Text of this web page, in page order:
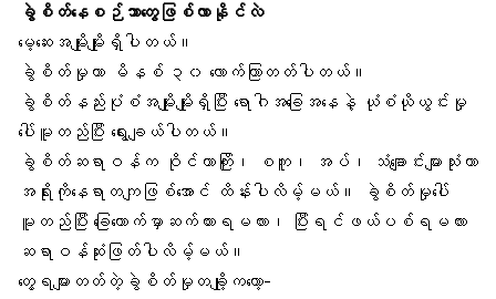
ခွဲစိတ်နေစဉ်ဘာတွေဖြစ်လာနိုင်လဲ
မေ့ဆေးအမျိုးမျိုးရှိပါတယ်။
ခွဲစိတ်မှုဟာ မိနစ် ၃၀ လောက်ကြာတတ်ပါတယ်။
ခွဲစိတ်နည်းပုံစံအမျိုးမျိုးရှိပြီး ရောဂါအခြေအနေနဲ့ ယုံစံယိုယွင်းမှု
ပေါ်မူတည်ပြီး ရွေးချယ်ပါတယ်။
ခွဲစိတ်ဆရာဝန်က ဝိုင်ယာကြိုး၊ စကူ၊ အပ်၊ သံချောင်းများသုံးကာ
အရိုးကိုနေရာတကျဖြစ်အောင် ထိန်းပါလိမ့်မယ်။ ခွဲစိတ်မှုပေါ်
မူတည်ပြီး ခြေထောက်မှာဆက်ထားရမလား၊ ပြီးရင်ဖယ်ပစ်ရမလား
ဆရာဝန်ဆုံးဖြတ်ပါလိမ့်မယ်။
တွေ့ရများတတ်တဲ့ခွဲစိတ်မှုတချို့ကတော့-